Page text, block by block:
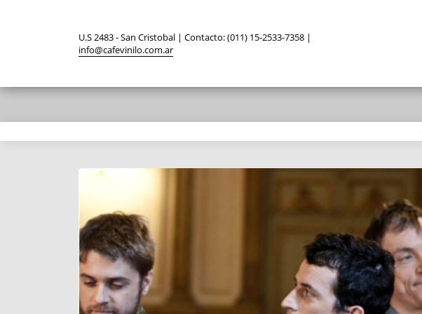
U.S 2483 - San Cristobal | Contacto: (011) 15-2533-7358 |
info@cafevinilo.com.ar